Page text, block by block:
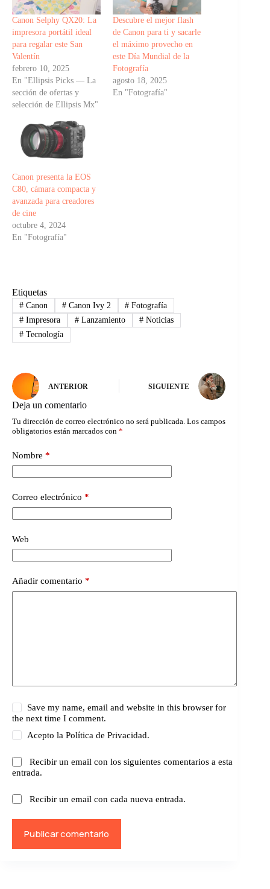
Canon Selphy QX20: La
impresora portátil ideal
para regalar este San
Valentín
febrero 10, 2025
En "Ellipsis Picks — La
sección de ofertas y
selección de Ellipsis Mx"
Descubre el mejor flash
de Canon para ti y sacarle
el máximo provecho en
este Día Mundial de la
Fotografía
agosto 18, 2025
En "Fotografía"
Canon presenta la EOS
C80, cámara compacta y
avanzada para creadores
de cine
octubre 4, 2024
En "Fotografía"
Etiquetas
#Canon #Canon Ivy 2 # Fotografía
#Impresora #Lanzamiento # Noticias
#Tecnología
ANTERIOR SIGUIENTE
Deja un comentario
Tu dirección de correo electrónico no será publicada. Los campos
obligatorios están marcados con *
Nombre *
Correo electrónico *
Web
Añadir comentario *
Save my name, email and website in this browser for
the next time I comment.
Acepto laPolítica de Privacidad.
Recibir un email con los siguientes comentarios a esta
entrada.
Recibir un email con cada nueva entrada.
Publicar comentario